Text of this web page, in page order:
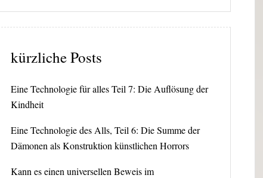
kürzliche Posts
Eine Technologie für alles Teil 7: Die Auflösung der
Kindheit
Eine Technologie des Alls, Teil 6: Die Summe der
Dämonen als Konstruktion künstlichen Horrors
Kann es einen universellen Beweis im